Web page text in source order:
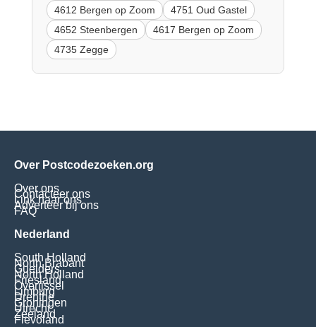
4612 Bergen op Zoom
4751 Oud Gastel
4652 Steenbergen
4617 Bergen op Zoom
4735 Zegge
Over Postcodezoeken.org
Over ons
Contacteer ons
Link naar ons
Adverteer bij ons
FAQ
Nederland
South Holland
North Brabant
Guelders
North Holland
Friesland
Overijssel
Limburg
Drenthe
Groningen
Utrecht
Zeeland
Flevoland